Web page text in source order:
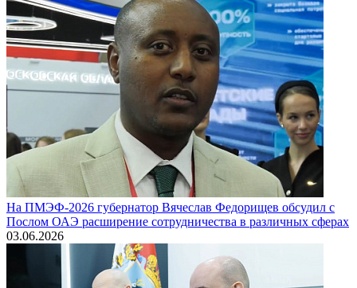
На ПМЭФ-2026 губернатор Вячеслав Федорищев обсудил с
Послом ОАЭ расширение сотрудничества в различных сферах
03.06.2026